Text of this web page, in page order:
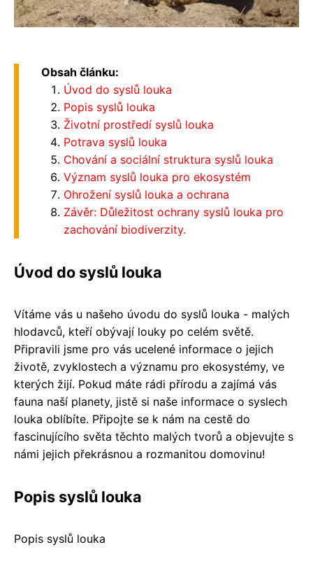
Obsah článku:
Úvod do syslů louka
Popis syslů louka
Životní prostředí syslů louka
Potrava syslů louka
Chování a sociální struktura syslů louka
Význam syslů louka pro ekosystém
Ohrožení syslů louka a ochrana
Závěr: Důležitost ochrany syslů louka pro
zachování biodiverzity.
Úvod do syslů louka
Vítáme vás u našeho úvodu do syslů louka - malých
hlodavců, kteří obývají louky po celém světě.
Připravili jsme pro vás ucelené informace o jejich
životě, zvyklostech a významu pro ekosystémy, ve
kterých žijí. Pokud máte rádi přírodu a zajímá vás
fauna naší planety, jistě si naše informace o syslech
louka oblíbíte. Připojte se k nám na cestě do
fascinujícího světa těchto malých tvorů a objevujte s
námi jejich překrásnou a rozmanitou domovinu!
Popis syslů louka
Popis syslů louka